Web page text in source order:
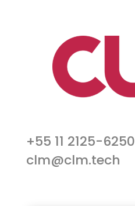
+55 11 2125-6250
clm@clm.tech